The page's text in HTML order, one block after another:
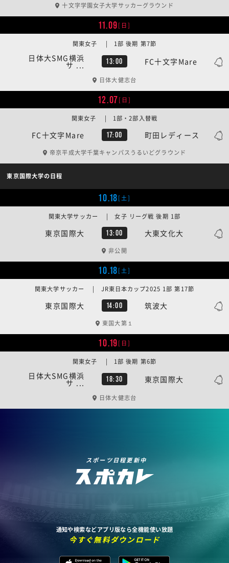
十文字学園女子大学サッカーグラウンド
11.09[日]
日体大SMG横浜
サ ... 13:00 FC十文字Mare
関東女子 | 1部 後期 第7節
日体大健志台
12.07[日]
FC十文字Mare 17:00 町田レディース
関東女子 | 1部・2部入替戦
帝京平成大学千葉キャンパスうるいどグラウンド
東京国際大学の日程
10.18[土]
東京国際大 13:00 大東文化大
関東大学サッカー | 女子 リーグ戦 後期 1部
非公開
10.18[土]
東京国際大 14:00 筑波大
関東大学サッカー | JR東日本カップ2025 1部 第17節
東国大第１
10.19[日]
日体大SMG横浜
サ ... 18:30 東京国際大
関東女子 | 1部 後期 第6節
日体大健志台
スポーツ日程更新中
通知や検索などアプリ版なら全機能使い放題
今すぐ無料ダウンロード